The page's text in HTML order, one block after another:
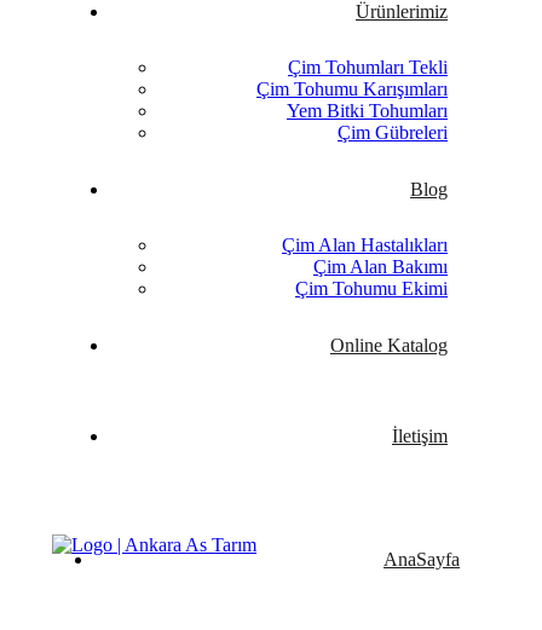
Ürünlerimiz
Çim Tohumları Tekli
Çim Tohumu Karışımları
Yem Bitki Tohumları
Çim Gübreleri
Blog
Çim Alan Hastalıkları
Çim Alan Bakımı
Çim Tohumu Ekimi
Online Katalog
İletişim
AnaSayfa